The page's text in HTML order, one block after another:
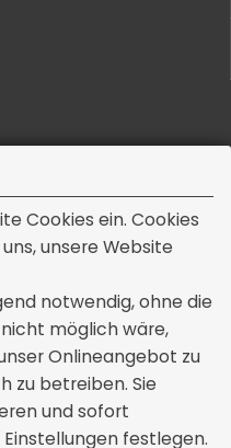
Cookies ein. Cookies
unsere Website
notwendig, ohne die
möglich wäre,
Onlineangebot zu
zu betreiben. Sie
und sofort
festlegen.